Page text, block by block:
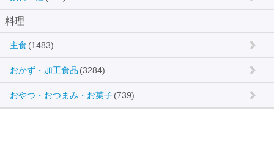
料理
主食 (1483)
おかず・加工食品 (3284)
おやつ・おつまみ・お菓子(739)